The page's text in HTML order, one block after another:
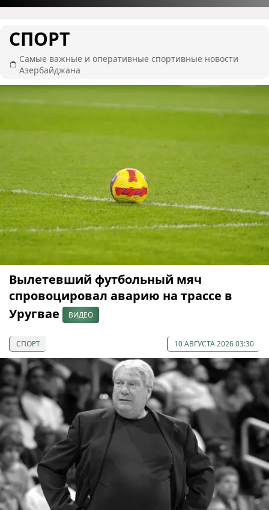
СПОРТ
Самые важные и оперативные спортивные новости
Азербайджана
Вылетевший футбольный мяч
спровоцировал аварию на трассе в
Уругвае
ВИДЕО
СПОРТ 10 АВГУСТА 2026 03:30